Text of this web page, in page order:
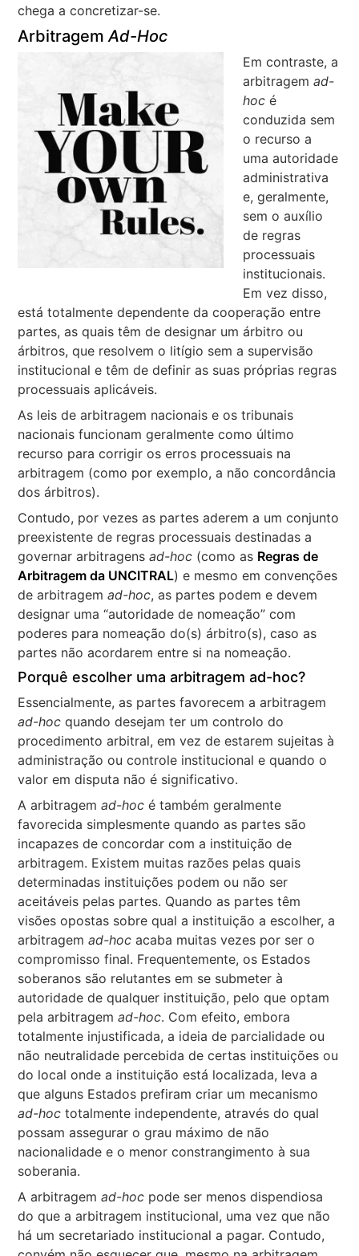
chega a concretizar-se.
ArbitragemAd-Hoc
Em contraste, a
arbitragemad-
hoc é
conduzida sem
o recurso a
uma autoridade
administrativa
e, geralmente,
sem o auxílio
de regras
processuais
institucionais.
Em vez disso,
está totalmente dependente da cooperação entre
partes, as quais têm de designar um árbitro ou
árbitros, que resolvem o litígio sem a supervisão
institucional e têm de definir as suas próprias regras
processuais aplicáveis.
As leis de arbitragem nacionais e os tribunais
nacionais funcionam geralmente como último
recurso para corrigir os erros processuais na
arbitragem (como por exemplo, a não concordância
dos árbitros).
Contudo, por vezes as partes aderem a um conjunto
preexistente de regras processuais destinadas a
governar arbitragensad-hoc (como as Regras de
Arbitragem da UNCITRAL) e mesmo em convenções
de arbitragemad-hoc, as partes podem e devem
designar uma “autoridade de nomeação” com
poderes para nomeação do(s) árbitro(s), caso as
partes não acordarem entre si na nomeação.
Porquê escolher uma arbitragem ad-hoc?
Essencialmente, as partes favorecem a arbitragem
ad-hoc quando desejam ter um controlo do
procedimento arbitral, em vez de estarem sujeitas à
administração ou controle institucional e quando o
valor em disputa não é significativo.
A arbitragemad-hoc é também geralmente
favorecida simplesmente quando as partes são
incapazes de concordar com a instituição de
arbitragem. Existem muitas razões pelas quais
determinadas instituições podem ou não ser
aceitáveis pelas partes. Quando as partes têm
visões opostas sobre qual a instituição a escolher, a
arbitragemad-hoc acaba muitas vezes por ser o
compromisso final. Frequentemente, os Estados
soberanos são relutantes em se submeter à
autoridade de qualquer instituição, pelo que optam
pela arbitragemad-hoc. Com efeito, embora
totalmente injustificada, a ideia de parcialidade ou
não neutralidade percebida de certas instituições ou
do local onde a instituição está localizada, leva a
que alguns Estados prefiram criar um mecanismo
ad-hoc totalmente independente, através do qual
possam assegurar o grau máximo de não
nacionalidade e o menor constrangimento à sua
soberania.
A arbitragemad-hoc pode ser menos dispendiosa
do que a arbitragem institucional, uma vez que não
há um secretariado institucional a pagar. Contudo,